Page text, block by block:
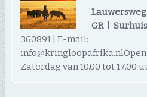
GR |
360891 | E-mail:
Zaterdag van 10.00 tot 17.00